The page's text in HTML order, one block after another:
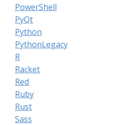
PowerShell
PyQt
Python
PythonLegacy
R
Racket
Red
Ruby
Rust
Sass